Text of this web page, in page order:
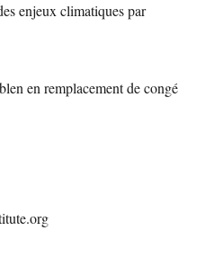
enjeux climatiques par
en remplacement de congé